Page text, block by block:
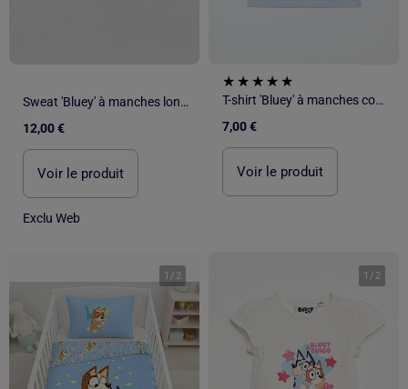
Sweat 'Bluey' à manches longues
12,00 €
Voir le produit
Exclu Web
T-shirt 'Bluey' à manches courtes
7,00 €
Voir le produit
1 / 2 1 / 2